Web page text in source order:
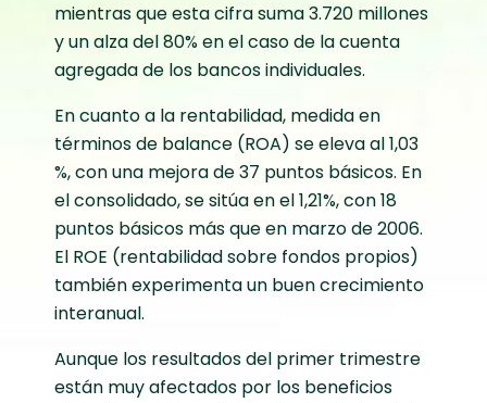
mientras que esta cifra suma 3.720 millones
y un alza del 80% en el caso de la cuenta
agregada de los bancos individuales.
En cuanto a la rentabilidad, medida en
términos de balance (ROA) se eleva al 1,03
%, con una mejora de 37 puntos básicos. En
el consolidado, se sitúa en el 1,21%, con 18
puntos básicos más que en marzo de 2006.
El ROE (rentabilidad sobre fondos propios)
también experimenta un buen crecimiento
interanual.
Aunque los resultados del primer trimestre
están muy afectados por los beneficios